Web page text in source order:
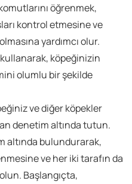
öğrenmek,
kontrol etmesine ve
yardımcı olur.
köpeğinizin
olumlu bir şekilde
ve diğer köpekler
denetim altında tutun.
altında bulundurarak,
ve her iki tarafın da
Başlangıçta,